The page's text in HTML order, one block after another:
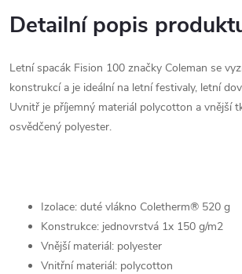
Detailní popis
Letní spacák Fision 100 značky Coleman se
konstrukcí a je ideální na letní festivaly, letní
Uvnitř je příjemný materiál polycotton a vnější
osvědčený polyester.
Izolace: duté vlákno Coletherm® 520 g
Konstrukce: jednovrstvá 1x 150 g/m2
Vnější materiál: polyester
Vnitřní materiál: polycotton